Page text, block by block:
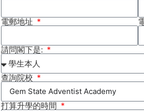
電郵地址
請問閣下是:
查詢院校
打算升學的時間